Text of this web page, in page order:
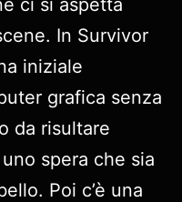
ci si aspetta
In Survivor
iniziale
grafica senza
da risultare
spera che sia
Poi c’è una